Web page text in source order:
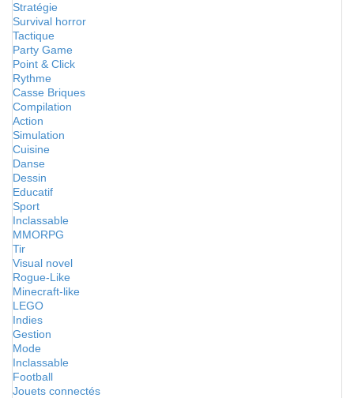
Stratégie
Survival horror
Tactique
Party Game
Point & Click
Rythme
Casse Briques
Compilation
Action
Simulation
Cuisine
Danse
Dessin
Educatif
Sport
Inclassable
MMORPG
Tir
Visual novel
Rogue-Like
Minecraft-like
LEGO
Indies
Gestion
Mode
Inclassable
Football
Jouets connectés